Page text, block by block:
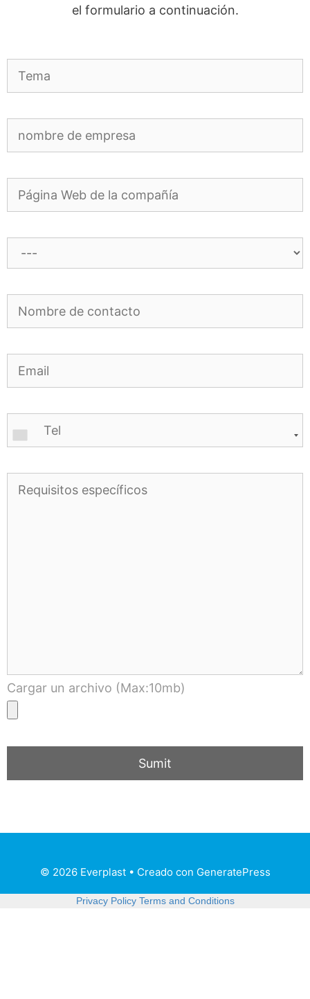
el formulario a continuación.
Cargar un archivo (Max:10mb)
© 2026 Everplast• Creado con GeneratePress
Privacy Policy Terms and Conditions